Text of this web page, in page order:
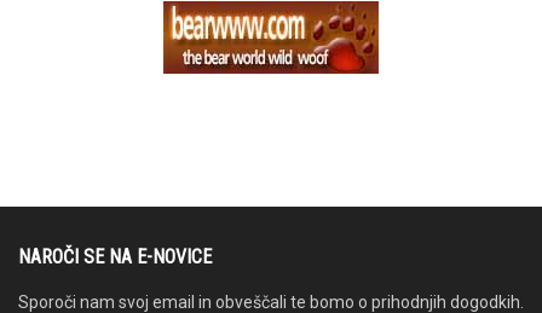
NAROČI SE NA E-NOVICE
Sporoči nam svoj email in obveščali te bomo o prihodnjih dogodkih.